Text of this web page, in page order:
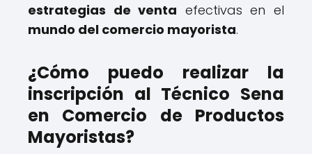
estrategias de venta efectivas en el
mundo del comercio mayorista.
¿Cómo puedo realizar la
inscripción al Técnico Sena
en Comercio de Productos
Mayoristas?